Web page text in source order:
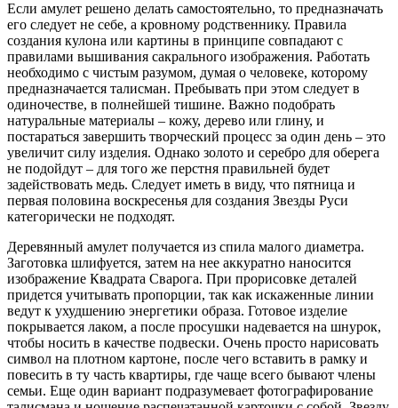
Если амулет решено делать самостоятельно, то предназначать
его следует не себе, а кровному родственнику. Правила
создания кулона или картины в принципе совпадают с
правилами вышивания сакрального изображения. Работать
необходимо с чистым разумом, думая о человеке, которому
предназначается талисман. Пребывать при этом следует в
одиночестве, в полнейшей тишине. Важно подобрать
натуральные материалы – кожу, дерево или глину, и
постараться завершить творческий процесс за один день – это
увеличит силу изделия. Однако золото и серебро для оберега
не подойдут – для того же перстня правильней будет
задействовать медь. Следует иметь в виду, что пятница и
первая половина воскресенья для создания Звезды Руси
категорически не подходят.
Деревянный амулет получается из спила малого диаметра.
Заготовка шлифуется, затем на нее аккуратно наносится
изображение Квадрата Сварога. При прорисовке деталей
придется учитывать пропорции, так как искаженные линии
ведут к ухудшению энергетики образа. Готовое изделие
покрывается лаком, а после просушки надевается на шнурок,
чтобы носить в качестве подвески. Очень просто нарисовать
символ на плотном картоне, после чего вставить в рамку и
повесить в ту часть квартиры, где чаще всего бывают члены
семьи. Еще один вариант подразумевает фотографирование